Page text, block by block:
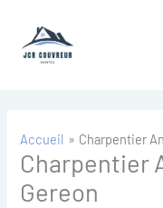
contenu
Accueil Charpentier
Charpentier
Gereon